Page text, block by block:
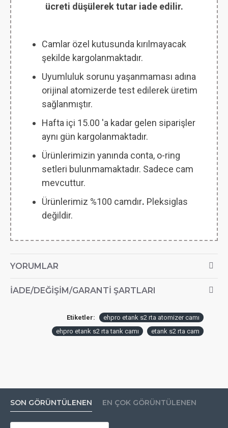
ücreti düşülerek tutar iade edilir.
Camlar özel kutusunda kırılmayacak
şekilde kargolanmaktadır.
Uyumluluk sorunu yaşanmaması adına
orijinal atomizerde test edilerek üretim
sağlanmıştır.
Hafta içi 15.00 'a kadar gelen siparişler
aynı gün kargolanmaktadır.
Ürünlerimizin yanında conta, o-ring
setleri bulunmamaktadır. Sadece cam
mevcuttur.
Ürünlerimiz %100 camdır. Pleksiglas
değildir.
YORUMLAR
İADE/DEĞIŞIM/GARANTI ŞARTLARI
Etiketler:
ehpro etank s2 rta atomizer camı
ehpro etank s2 rta tank camı
etank s2 rta cam
SON GÖRÜNTÜLENEN EN ÇOK GÖRÜNTÜLENEN